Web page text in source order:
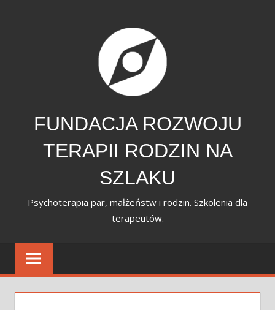
FUNDACJA ROZWOJU
TERAPII RODZIN NA
SZLAKU
Psychoterapia par, małżeństw i rodzin. Szkolenia dla
terapeutów.